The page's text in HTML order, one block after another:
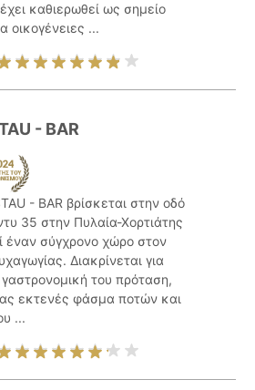
καθιερωθεί ως σημείο
οικογένειες ...
- BAR
- BAR βρίσκεται στην οδό
35 στην Πυλαία-Χορτιάτης
έναν σύγχρονο χώρο στον
Διακρίνεται για
του πρόταση,
εκτενές φάσμα ποτών και
...